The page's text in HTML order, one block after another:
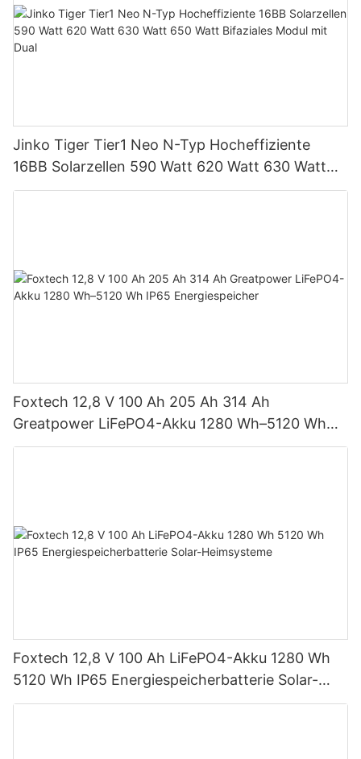
Jinko Tiger Tier1 Neo N-Typ Hocheffiziente
16BB Solarzellen 590 Watt 620 Watt 630 Watt
650 Watt Bifaziales Modul mit Dual
Foxtech 12,8 V 100 Ah 205 Ah 314 Ah
Greatpower LiFePO4-Akku 1280 Wh–5120 Wh
IP65 Energiespeicher
Foxtech 12,8 V 100 Ah LiFePO4-Akku 1280 Wh
5120 Wh IP65 Energiespeicherbatterie Solar-
Heimsysteme